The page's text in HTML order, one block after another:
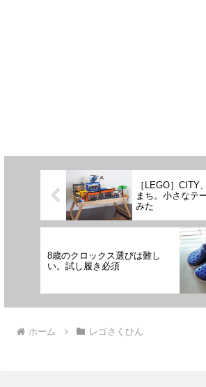
［LEGO］CITY
まち。小さなテ
みた
8歳のクロックス選びは難し
い。試し履き必須
ホーム レゴさくひん